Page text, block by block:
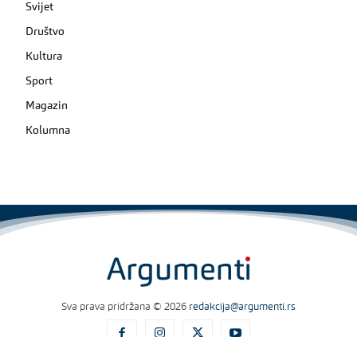
Svijet
Društvo
Kultura
Sport
Magazin
Kolumna
Sva prava pridržana © 2026 redakcija@argumenti.rs